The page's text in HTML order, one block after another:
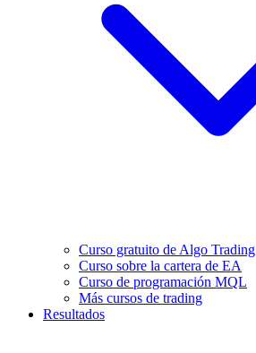
Curso gratuito de Algo Trading
Curso sobre la cartera de EA
Curso de programación MQL
Más cursos de trading
Resultados